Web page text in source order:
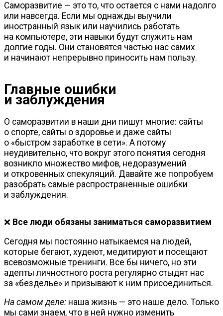
Саморазвитие — это то, что остается с нами надолго
или навсегда. Если мы однажды выучили
иностранный язык или научились работать
на компьютере, эти навыки будут служить нам
долгие годы. Они становятся частью нас самих
и начинают непрерывно приносить нам пользу.
Главные ошибки
и заблуждения
О саморазвитии в наши дни пишут многие: сайты
о спорте, сайты о здоровье и даже сайты
о «быстром заработке в сети». А потому
неудивительно, что вокруг этого понятия сегодня
возникло множество мифов, недоразумений
и откровенных спекуляций. Давайте же попробуем
разобрать самые распространенные ошибки
и заблуждения.
❌ Все люди обязаны заниматься саморазвитием
Сегодня мы постоянно натыкаемся на людей,
которые бегают, худеют, медитируют и посещают
всевозможные тренинги. Все бы ничего, но эти
адепты личностного роста регулярно стыдят нас
за «безделье» и призывают к ним присоединиться.
На самом деле: наша жизнь — это наше дело. Только
мы сами знаем, что в ней нужно изменить